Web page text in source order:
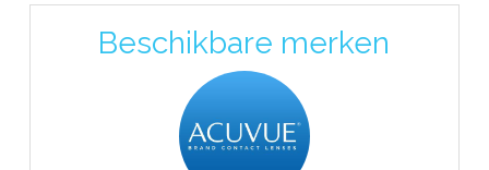
Beschikbare merken